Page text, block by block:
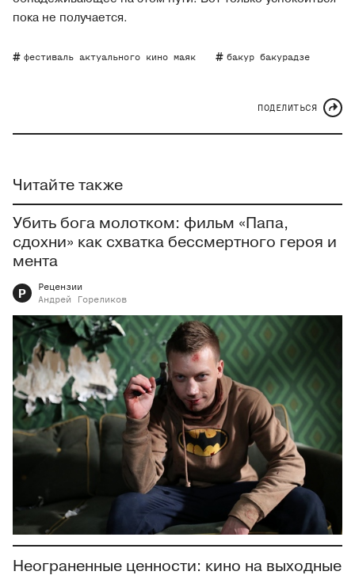
пока не получается.
фестиваль актуального кино маяк бакур бакурадзе
ПОДЕЛИТЬСЯ
Читайте также
Убить бога молотком: фильм «Папа,
сдохни» как схватка бессмертного героя и
мента
Р
Рецензии
Андрей
Гореликов
Неограненные ценности: кино на выходные